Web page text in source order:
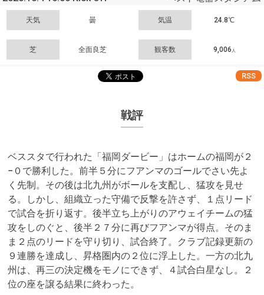
天気 曇 気温 24.8℃
芝 全面良芝 観客数 9,006 人
RSS
戦評
ベススタで行われた「福岡ダービー」はホームの福岡が２
−０で勝利した。前半５分にフアンマのゴールでさい先よ
く先制。その後は北九州がボールを支配し、猛攻を見せ
る。しかし、組織立った守備で反撃を許さず、１点リード
で試合を折り返す。後半立ち上がりのアウェイチームの猛
攻をしのぐと、後半２７分に再びフアンマが得点。そのま
ま２点のリードを守り切り、試合終了。クラブ記録更新の
９連勝を達成し、昇格圏内の２位に浮上した。一方の北九
州は、再三の決定機をモノにできず、４試合白星なし。２
位の座を譲る結果に終わった。